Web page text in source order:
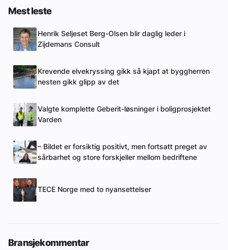
Mest leste
Henrik Seljeset Berg-Olsen blir daglig leder i
Zijdemans Consult
Krevende elvekryssing gikk så kjapt at byggherren
nesten gikk glipp av det
Valgte komplette Geberit-løsninger i boligprosjektet
Varden
– Bildet er forsiktig positivt, men fortsatt preget av
sårbarhet og store forskjeller mellom bedriftene
TECE Norge med to nyansettelser
Bransjekommentar